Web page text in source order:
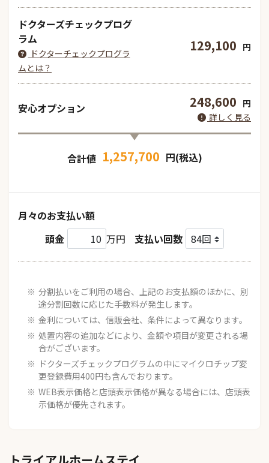
ドクターズチェックプログ
ラム
ドクターチェックプログラ
ムとは？
129,100 円
安心オプション 248,600 円
詳しく見る
合計値 1,257,700 円(税込)
月々のお支払い額
頭金
万円 支払い回数
分割払いをご利用の場合、上記のお支払額のほかに、別
途分割回数に応じた手数料が発生します。
金利については、信販会社、条件によって異なります。
処置内容の追加などにより、金額や項目が変更される場
合がございます。
ドクターズチェックプログラムの中にマイクロチップ変
更登録費用400円も含んでおります。
WEB表示価格と店頭表示価格が異なる場合には、店頭表
示価格が優先されます。